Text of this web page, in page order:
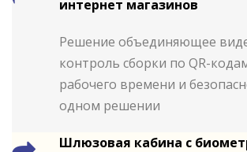
интернет магазинов
Решение объединяющее
контроль сборки по QR-
рабочего времени и
одном решении
Шлюзовая кабина с